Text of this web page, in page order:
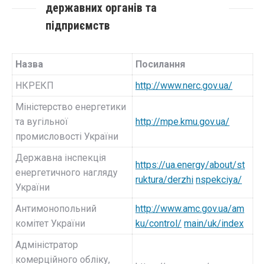
державних органів та
підприємств
Назва
Посилання
НКРЕКП
http://www.nerc.gov.ua/
Міністерство енергетики
та вугільної
промисловості України
http://mpe.kmu.gov.ua/
Державна інспекція
енергетичного нагляду
України
https://ua.energy/about/st
ruktura/derzhi nspekciya/
Антимонопольний
комітет України
http://www.amc.gov.ua/am
ku/control/ main/uk/index
Адміністратор
комерційного обліку,